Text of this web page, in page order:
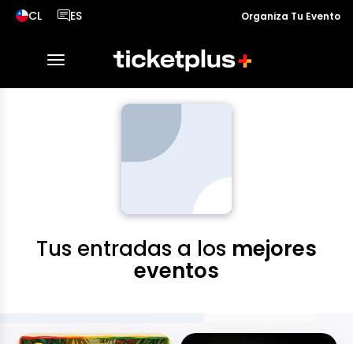
CL
País seleccionado, cambiar país
ES
Idioma seleccionado, cambiar idiomaOrganiza Tu Evento
desplegar navegación
Tus entradas a los mejores
eventos